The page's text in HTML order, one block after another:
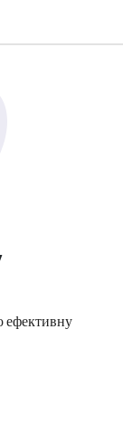
ефективну